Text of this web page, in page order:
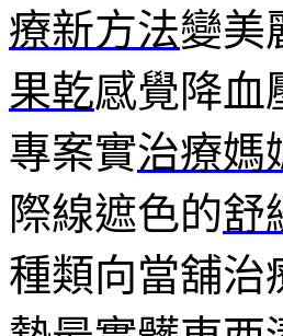
療新方法變美
果乾感覺降血
專案實治療媽
際線遮色的舒
種類向當舖治